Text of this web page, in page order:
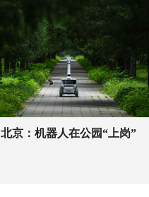
北京：机器人在公园“上岗”